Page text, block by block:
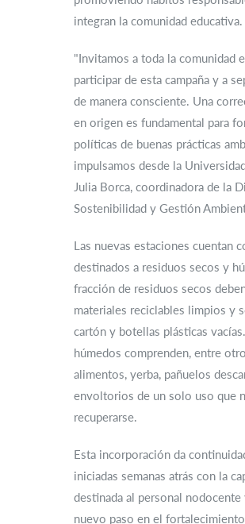
integran la comunidad educativa.
"Invitamos a toda la comunidad
participar de esta campaña y a
de manera consciente. Una
en origen es fundamental para
políticas de buenas prácticas
impulsamos desde la
Julia Borca, coordinadora de la
Sostenibilidad y Gestión
Las nuevas estaciones cuentan
destinados a residuos secos y
fracción de residuos secos
materiales reciclables limpios y
cartón y botellas plásticas
húmedos comprenden, entre
alimentos, yerba, pañuelos
envoltorios de un solo uso que
recuperarse.
Esta incorporación da
iniciadas semanas atrás con la
destinada al personal
nuevo paso en el